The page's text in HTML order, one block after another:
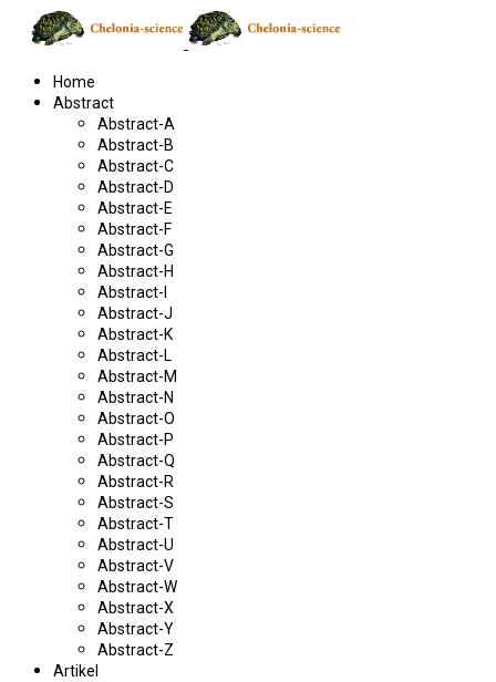
Home
Abstract
Abstract-A
Abstract-B
Abstract-C
Abstract-D
Abstract-E
Abstract-F
Abstract-G
Abstract-H
Abstract-I
Abstract-J
Abstract-K
Abstract-L
Abstract-M
Abstract-N
Abstract-O
Abstract-P
Abstract-Q
Abstract-R
Abstract-S
Abstract-T
Abstract-U
Abstract-V
Abstract-W
Abstract-X
Abstract-Y
Abstract-Z
Artikel